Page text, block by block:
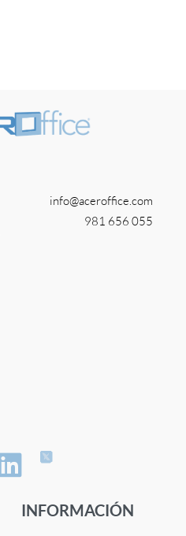
info@aceroffice.com
981 656 055
INFORMACIÓN